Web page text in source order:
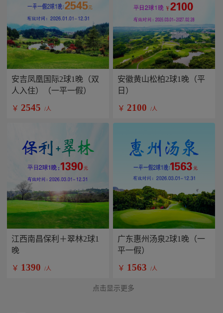
安吉凤凰国际2球1晚（双
人入住）（一平一假）
￥ 2545 /人
安徽黄山松柏2球1晚（平
日）
￥ 2100 /人
江西南昌保利＋翠林2球1
晚
￥ 1390 /人
广东惠州汤泉2球1晚（一
平一假）
￥ 1563 /人
点击显示更多